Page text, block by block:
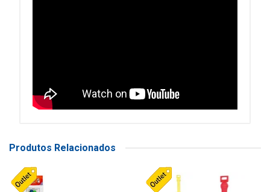
Produtos Relacionados